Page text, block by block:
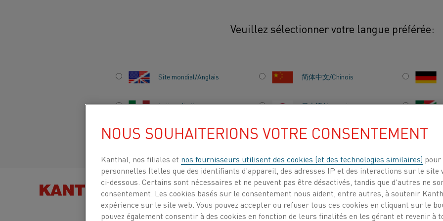
Veuillez sélectionner votre langue préférée:
Site mondial/Anglais 简体中文/Chinois
Italiano/Italien 日本語/Japonais
Español/Espagnol Français/French
RECHERCHER DES PRODUITS
PAR
À PROPOS DE
NOUS
CENTRE DE
CONNAISSANCES
Aluminium secondaire
ALUMINIUM
SECONDAIRE
durabilité et
ultérieure de la
d'aluminium
l'impact
telles que
secondaire est
NOUS SOUHAITERIONS VOTRE CONSENTEMENT
Kanthal, nos filiales et nos fournisseurs utilisent des cookies (et des technologies similaires)
personnelles (telles que des identifiants d'appareil, des adresses IP et des interactions sur le
ci-dessous. Certains sont nécessaires et ne peuvent pas être désactivés, tandis que d'autres ne
consentement. Les cookies basés sur le consentement nous aident, entre autres, à soutenir
expérience sur le site web. Vous pouvez accepter ou refuser tous ces cookies en cliquant sur le
pouvez également consentir à des cookies en fonction de leurs finalités en les gérant et revenir à